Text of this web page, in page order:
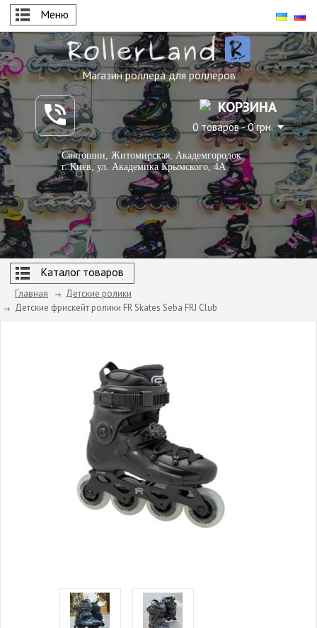
Меню
Магазин роллера для роллеров
КОРЗИНА
0 товаров - 0 грн.
Святошин, Житомирская, Академгородок
г. Киев, ул. Академика Крымского, 4А
Каталог товаров
Главная
Детские ролики
Детские фрискейт ролики FR Skates Seba FRJ Club